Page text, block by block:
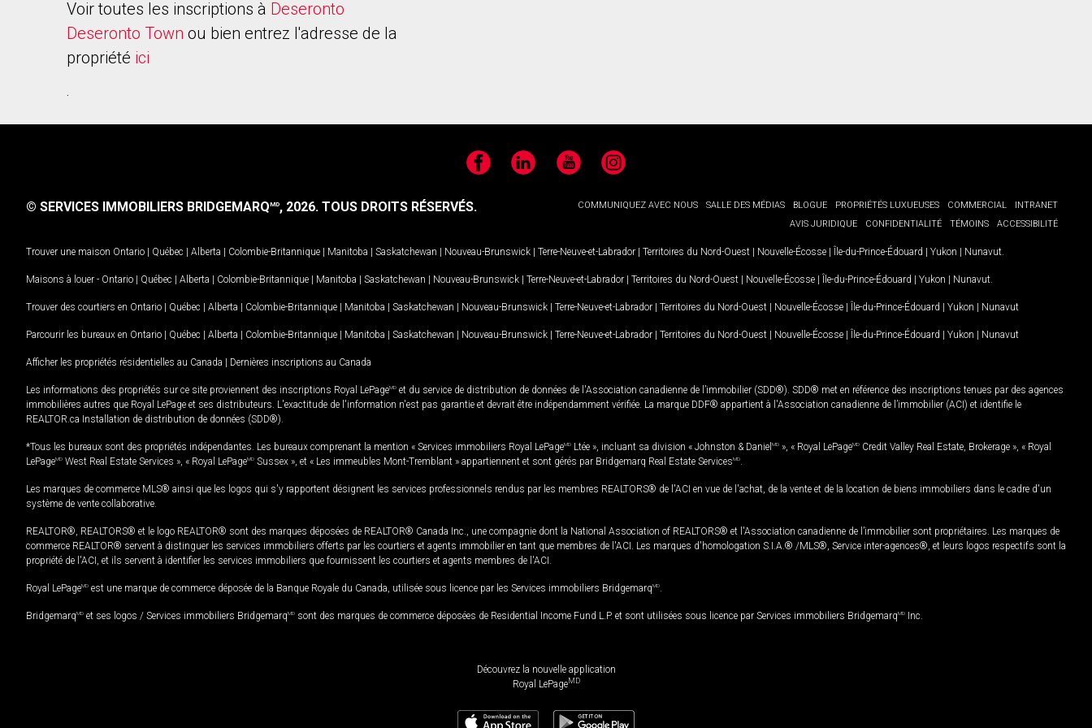
Voir toutes les inscriptions à Deseronto
Deseronto Town ou bien entrez l'adresse de la
propriété ici
.
FacebookLinkedIn YouTubeInstagram
COMMUNIQUEZ AVEC NOUS SALLE DES MÉDIAS BLOGUE PROPRIÉTÉS LUXUEUSES COMMERCIAL
INTRANET
AVIS JURIDIQUE
CONFIDENTIALITÉ TÉMOINS ACCESSIBILITÉ
© SERVICES IMMOBILIERS BRIDGEMARQMD, 2026. TOUS DROITS RÉSERVÉS.
Trouver une maison Ontario | Québec | Alberta | Colombie-Britannique | Manitoba | Saskatchewan | Nouveau-Brunswick | Terre-Neuve-et-Labrador | Territoires du Nord-Ouest | Nouvelle-Écosse | Île-du-Prince-Édouard | Yukon | Nunavut
Maisons à louer - Ontario | Québec | Alberta | Colombie-Britannique | Manitoba | Saskatchewan | Nouveau-Brunswick | Terre-Neuve-et-Labrador | Territoires du Nord-Ouest | Nouvelle-Écosse | Île-du-Prince-Édouard | Yukon | Nunavut
Trouver des courtiers en Ontario | Québec | Alberta | Colombie-Britannique | Manitoba | Saskatchewan | Nouveau-Brunswick | Terre-Neuve-et-Labrador | Territoires du Nord-Ouest | Nouvelle-Écosse | Île-du-Prince-Édouard | Yukon | Nunavut
Parcourir les bureaux en Ontario | Québec | Alberta | Colombie-Britannique | Manitoba | Saskatchewan | Nouveau-Brunswick | Terre-Neuve-et-Labrador | Territoires du Nord-Ouest | Nouvelle-Écosse | Île-du-Prince-Édouard | Yukon | Nunavut
Afficher les propriétés résidentielles au Canada | Dernières inscriptions au Canada
Les informations des propriétés sur ce site proviennent des inscriptions Royal LePageMD et du service de distribution de données de l'Association canadienne de l’immobilier (SDD®). SDD® met en référence des inscriptions tenues par des agences
immobilières autres que Royal LePage et ses distributeurs. L'exactitude de l'information n'est pas garantie et devrait être indépendamment vérifiée. La marque DDF® appartient à l'Association canadienne de l’immobilier (ACI) et identifie le
REALTOR.ca Installation de distribution de données (SDD®).
*Tous les bureaux sont des propriétés indépendantes. Les bureaux comprenant la mention « Services immobiliers Royal LePageMD Ltée », incluant sa division « Johnston & Daniel MD », « Royal LePageMD Credit Valley Real Estate, Brokerage », « Royal
LePageMD West Real Estate Services », « Royal LePageMD Sussex », et « Les immeubles Mont-Tremblant » appartiennent et sont gérés par Bridgemarq Real Estate ServicesMD
Les marques de commerce MLS® ainsi que les logos qui s'y rapportent désignent les services professionnels rendus par les membres REALTORS® de l'ACI en vue de l'achat, de la vente et de la location de biens immobiliers dans le cadre d'un
système de vente collaborative.
REALTOR®, REALTORS® et le logo REALTOR® sont des marques déposées de REALTOR® Canada Inc., une compagnie dont la National Association of REALTORS® et l'Association canadienne de l’immobilier sont propriétaires. Les marques de
commerce REALTOR® servent à distinguer les services immobiliers offerts par les courtiers et agents immobilier en tant que membres de l'ACI. Les marques d'homologation S.I.A.® /MLS®, Service inter-agences®, et leurs logos respectifs sont la
propriété de l'ACI, et ils servent à identifier les services immobiliers que fournissent les courtiers et agents membres de l'ACI.
Royal LePageMD est une marque de commerce déposée de la Banque Royale du Canada, utilisée sous licence par les Services immobiliers BridgemarqMD
BridgemarqMD et ses logos / Services immobiliers BridgemarqMD sont des marques de commerce déposées de Residential Income Fund L.P. et sont utilisées sous licence par Services immobiliers BridgemarqMD Inc.
Découvrez la nouvelle application
Royal LePageMD